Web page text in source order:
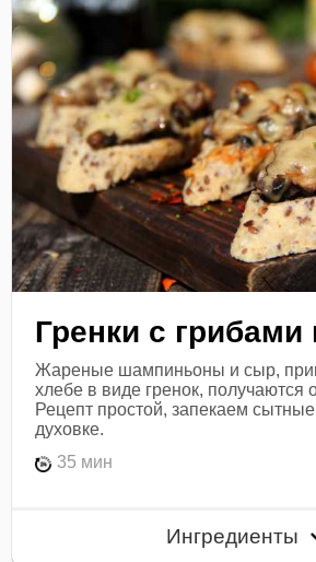
Гренки с
Жареные шампиньоны и сыр,
хлебе в виде гренок, получаются
Рецепт простой, запекаем сытные
духовке.
35 мин
Ингредиенты